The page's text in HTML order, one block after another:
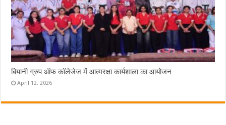
बियानी ग्रुप ऑफ कॉलेजेज में आत्मरक्षा कार्यशाला का आयोजन
April 12, 2026